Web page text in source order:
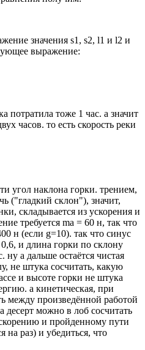
значения s1, s2, l1 и l2 и
выражение:
потратила тоже 1 час. а значит
часов. то есть скорость реки
угол наклона горки. трением,
("гладкий склон"), значит,
складывается из ускорения и
требуется ma = 60 н, так что
н (если g=10). так что синус
и длина горки по склону
ну а дальше остаётся чистая
не штука сосчитать, какую
и высоте горки не штука
а кинетическая, при
между произведённой работой
десерт можно в лоб сосчитать
и пройденному пути
на раз) и убедиться, что